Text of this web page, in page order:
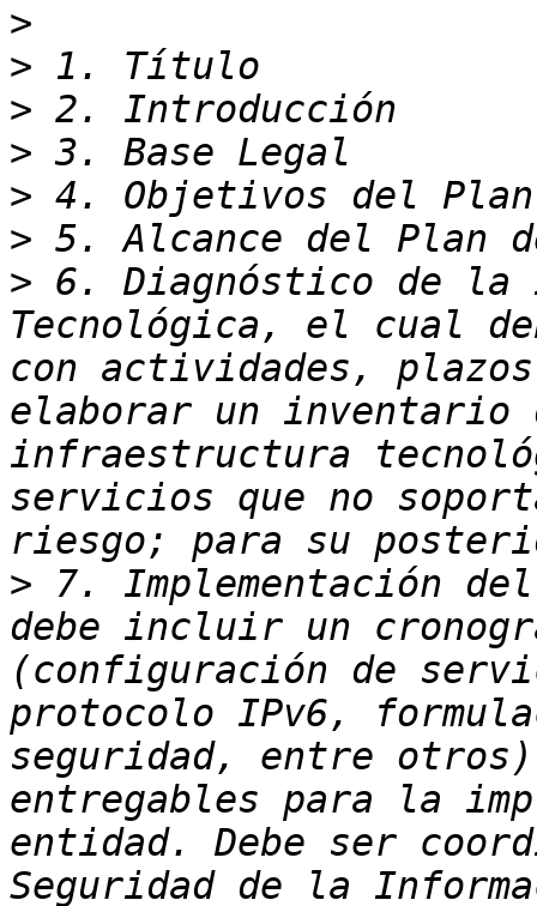
>
>
>
>
>
>
> 6. Diagnóstico de la
Tecnológica, el cual
con actividades,
elaborar un inventario
infraestructura
servicios que no
> 7. Implementación
debe incluir un
(configuración de
protocolo IPv6,
seguridad, entre
entregables para la
entidad. Debe ser